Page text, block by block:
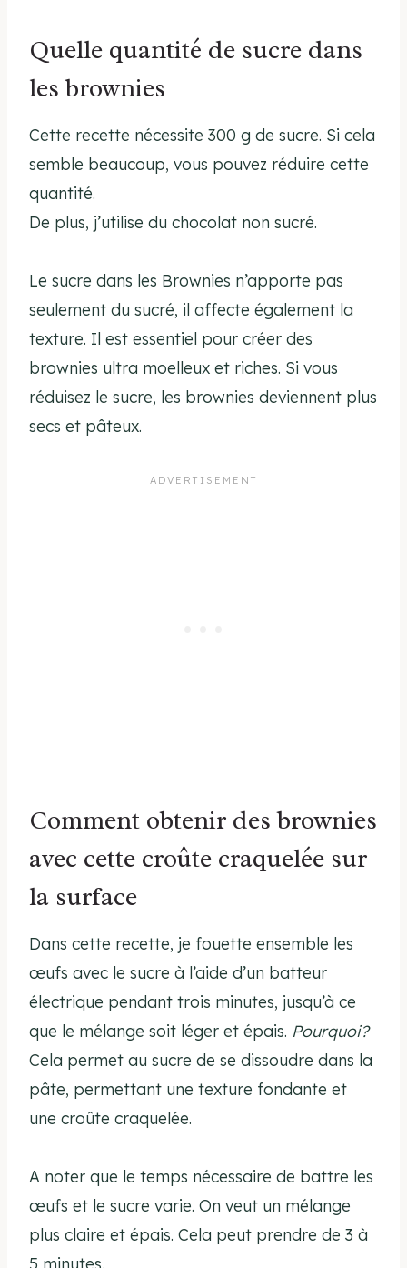
Quelle quantité de sucre dans
les brownies
Cette recette nécessite 300 g de sucre. Si cela
semble beaucoup, vous pouvez réduire cette
quantité.
De plus, j’utilise du chocolat non sucré.
Le sucre dans les Brownies n’apporte pas
seulement du sucré, il affecte également la
texture. Il est essentiel pour créer des
brownies ultra moelleux et riches. Si vous
réduisez le sucre, les brownies deviennent plus
secs et pâteux.
Comment obtenir des brownies
avec cette croûte craquelée sur
la surface
Dans cette recette, je fouette ensemble les
œufs avec le sucre à l’aide d’un batteur
électrique pendant trois minutes, jusqu’à ce
que le mélange soit léger et épais. Pourquoi?
Cela permet au sucre de se dissoudre dans la
pâte, permettant une texture fondante et
une croûte craquelée.
A noter que le temps nécessaire de battre les
œufs et le sucre varie. On veut un mélange
plus claire et épais. Cela peut prendre de 3 à
5 minutes.